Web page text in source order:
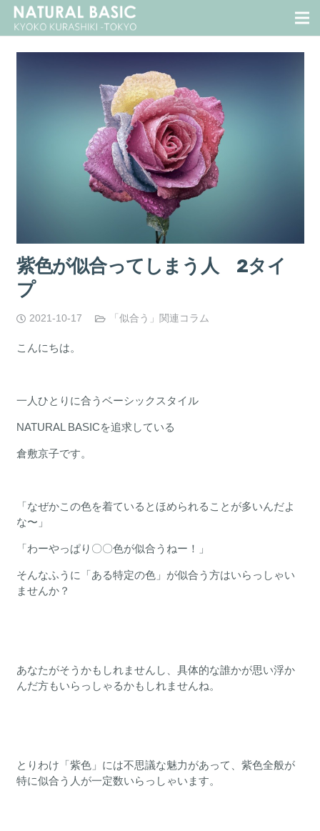
紫色が似合ってしまう人 2タイ
プ
2021-10-17 「似合う」関連コラム
こんにちは。
一人ひとりに合うベーシックスタイル
NATURAL BASICを追求している
倉敷京子です。
「なぜかこの色を着ているとほめられることが多いんだよ
な〜」
「わーやっぱり〇〇色が似合うねー！」
そんなふうに「ある特定の色」が似合う方はいらっしゃい
ませんか？
あなたがそうかもしれませんし、具体的な誰かが思い浮か
んだ方もいらっしゃるかもしれませんね。
とりわけ「紫色」には不思議な魅力があって、紫色全般が
特に似合う人が一定数いらっしゃいます。